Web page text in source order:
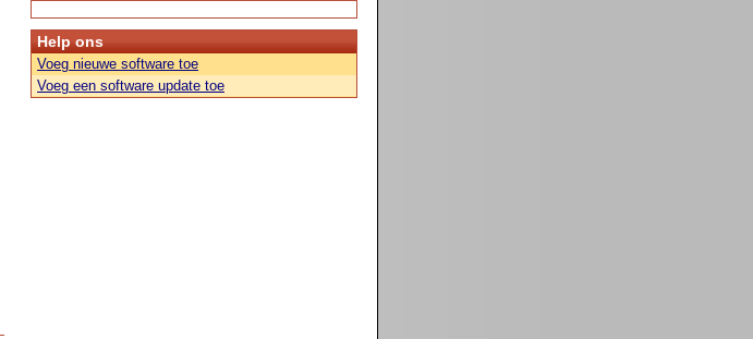
Help ons
Voeg nieuwe software toe
Voeg een software update toe